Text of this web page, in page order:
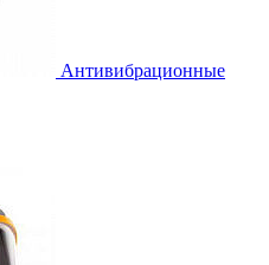
Антивибрационные